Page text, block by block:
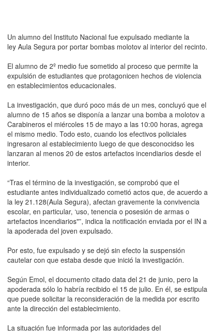
Un alumno del Instituto Nacional fue expulsado mediante la
ley Aula Segura por portar bombas molotov al interior del recinto.
El alumno de 2º medio fue sometido al proceso que permite la
expulsión de estudiantes que protagonicen hechos de violencia
en establecimientos educacionales.
La investigación, que duró poco más de un mes, concluyó que el
alumno de 15 años se disponía a lanzar una bomba a molotov a
Carabineros el miércoles 15 de mayo a las 10:00 horas, agrega
el mismo medio. Todo esto, cuando los efectivos policiales
ingresaron al establecimiento luego de que desconocidso les
lanzaran al menos 20 de estos artefactos incendiarios desde el
interior.
“Tras el término de la investigación, se comprobó que el
estudiante antes individualizado cometió actos que, de acuerdo a
la ley 21.128(Aula Segura), afectan gravemente la convivencia
escolar, en particular, ‘uso, tenencia o posesión de armas o
artefactos incendiarios"”, indica la notificación enviada por el IN a
la apoderada del joven expulsado.
Por esto, fue expulsado y se dejó sin efecto la suspensión
cautelar con que estaba desde que inició la investigación.
Según Emol, el documento citado data del 21 de junio, pero la
apoderada sólo lo habría recibido el 15 de julio. En él, se estipula
que puede solicitar la reconsideración de la medida por escrito
ante la dirección del establecimiento.
La situación fue informada por las autoridades del